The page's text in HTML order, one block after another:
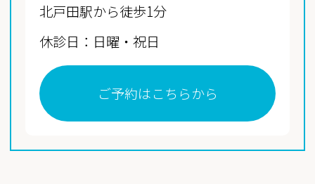
北戸田駅から徒歩1分
休診日：日曜・祝日
ご予約はこちらから